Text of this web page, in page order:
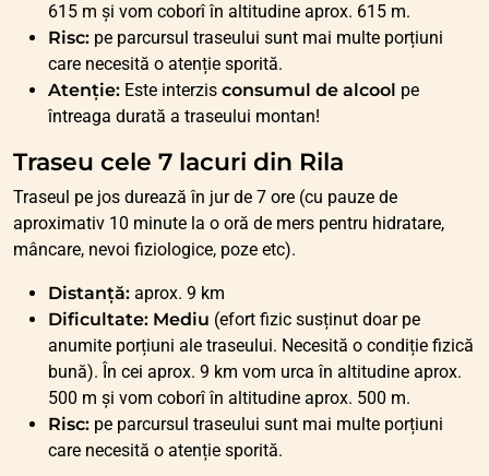
615 m și vom coborî în altitudine aprox. 615 m.
Risc: pe parcursul traseului sunt mai multe porțiuni
care necesită o atenție sporită.
Atenție: Este interzis consumul de alcool pe
întreaga durată a traseului montan!
Traseu cele 7 lacuri din Rila
Traseul pe jos durează în jur de 7 ore (cu pauze de
aproximativ 10 minute la o oră de mers pentru hidratare,
mâncare, nevoi fiziologice, poze etc).
Distanță: aprox. 9 km
Dificultate: Mediu (efort fizic susținut doar pe
anumite porțiuni ale traseului. Necesită o condiție fizică
bună). În cei aprox. 9 km vom urca în altitudine aprox.
500 m și vom coborî în altitudine aprox. 500 m.
Risc: pe parcursul traseului sunt mai multe porțiuni
care necesită o atenție sporită.